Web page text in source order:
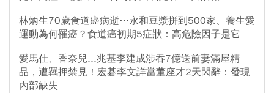
林炳生70歲食道癌病逝…永和豆漿拼到500家、養生愛
運動為何罹癌？食道癌初期5症狀：高危險因子是它
愛馬仕、香奈兒...兆基李建成涉吞7億送前妻滿屋精
品，遭羈押禁見！宏碁李文詳當董座才2天閃辭：發現
內部缺失